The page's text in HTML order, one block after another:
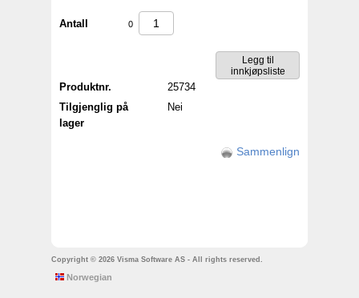
Antall 0
Produktnr.
25734
Tilgjenglig på
lager
Nei
Sammenlign
Copyright © 2026 Visma Software AS - All rights reserved.
Norwegian